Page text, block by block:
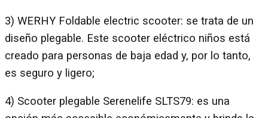
3) WERHY Foldable electric scooter: se trata de un
diseño plegable. Este scooter eléctrico niños está
creado para personas de baja edad y, por lo tanto,
es seguro y ligero;
4) Scooter plegable Serenelife SLTS79: es una